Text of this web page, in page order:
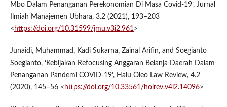
Mbo Dalam Penanganan Perekonomian Di Masa Covid-19’, Jurnal
Ilmiah Manajemen Ubhara, 3.2 (2021), 193–203
< https://doi.org/10.31599/jmu.v3i2.961>
Junaidi, Muhammad, Kadi Sukarna, Zainal Arifin, and Soegianto
Soegianto, ‘Kebijakan Refocusing Anggaran Belanja Daerah Dalam
Penanganan Pandemi COVID-19’, Halu Oleo Law Review, 4.2
(2020), 145–56 < https://doi.org/10.33561/holrev.v4i2.14096>